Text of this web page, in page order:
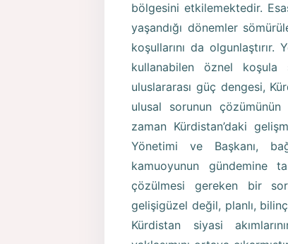
bölgesini etkilemektedir.
yaşandığı dönemler
koşullarını da
kullanabilen öznel
uluslararası güç dengesi,
ulusal sorunun çözümünün
zaman Kürdistan’daki
Yönetimi ve Başkanı,
kamuoyunun gündemine
çözülmesi gereken bir
gelişigüzel değil, planlı,
Kürdistan siyasi